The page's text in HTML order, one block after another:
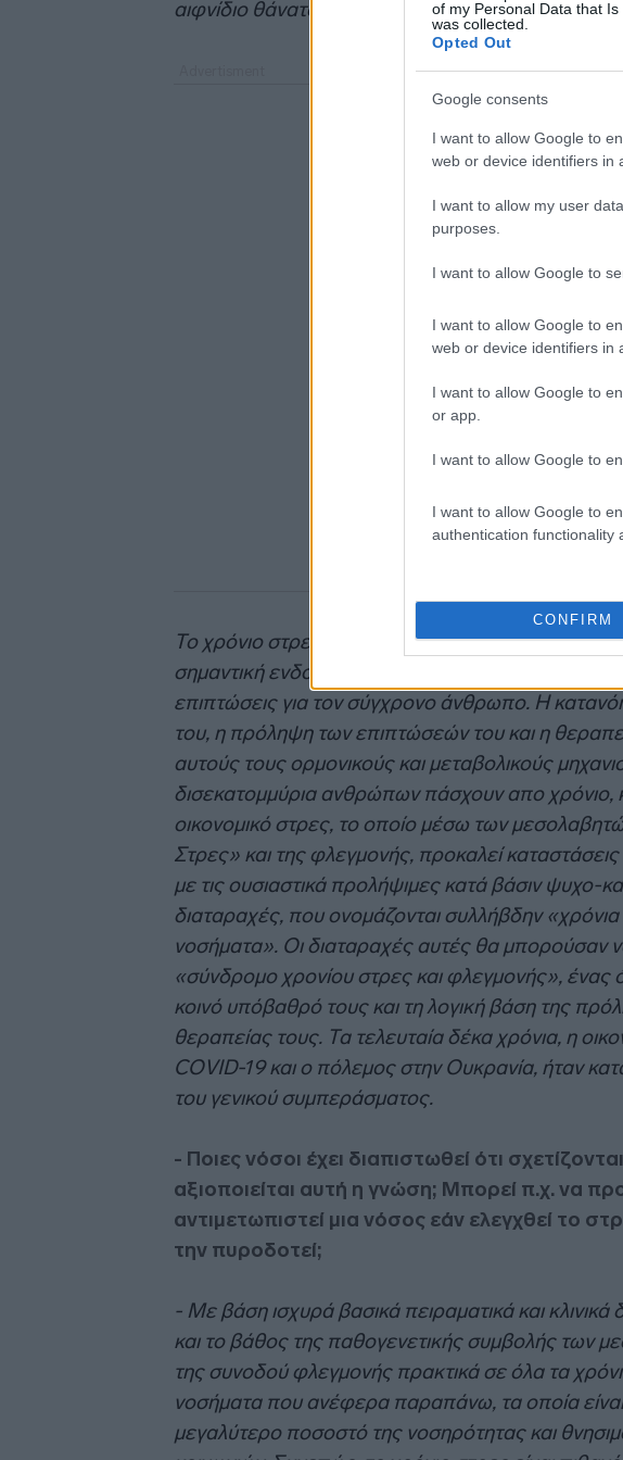
of my Personal Data that
was collected.
Opted Out
Google consents
I want to allow Google to
web or device identifiers in
I want to allow my user
purposes.
I want to allow Google to
I want to allow Google to
web or device identifiers in
I want to allow Google to
or app.
I want to allow Google to
I want to allow Google to
authentication functionality
CONFIRM
αιφνίδιο θάνατο.
Το χρόνιο στρες, από την άλλη μεριά, είναι
σημαντική ενδοκρινική και μεταβολική βάση και
επιπτώσεις για τον σύγχρονο άνθρωπο. Η
του, η πρόληψη των επιπτώσεών του και η
αυτούς τους ορμονικούς και μεταβολικούς
δισεκατομμύρια ανθρώπων πάσχουν απο χρόνιο,
οικονομικό στρες, το οποίο μέσω των
Στρες» και της φλεγμονής, προκαλεί
με τις ουσιαστικά προλήψιμες κατά βάσιν ψυχο-
διαταραχές, που ονομάζονται συλλήβδην
νοσήματα». Οι διαταραχές αυτές θα μπορούσαν
«σύνδρομο χρονίου στρες και φλεγμονής»,
κοινό υπόβαθρό τους και τη λογική βάση της
θεραπείας τους. Τα τελευταία δέκα χρόνια, η
COVID-19 και ο πόλεμος στην Ουκρανία, ήταν
του γενικού συμπεράσματος.
- Ποιες νόσοι έχει διαπιστωθεί ότι
αξιοποιείται αυτή η γνώση; Μπορεί π.χ. να
αντιμετωπιστεί μια νόσος εάν ελεγχθεί το
την πυροδοτεί;
- Με βάση ισχυρά βασικά πειραματικά και
και το βάθος της παθογενετικής συμβολής των
της συνοδού φλεγμονής πρακτικά σε όλα τα
νοσήματα που ανέφερα παραπάνω, τα οποία
μεγαλύτερο ποσοστό της νοσηρότητας και